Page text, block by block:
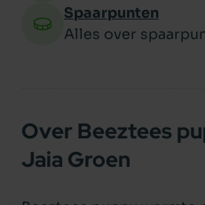
Spaarpunten
Alles over
Over Beeztees
Jaia Groen